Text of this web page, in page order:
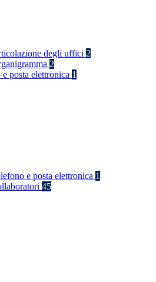
degli uffici 2
2
posta elettronica 1
e posta elettronica 1
45